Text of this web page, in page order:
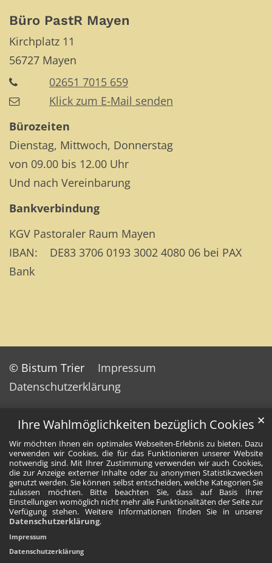
Ihre Wahlmöglichkeiten bezüglich Cookies
Wir möchten Ihnen ein optimales Webseiten-Erlebnis zu bieten. Dazu
verwenden wir Cookies, die für das Funktionieren unserer Website
notwendig sind. Mit Ihrer Zustimmung verwenden wir auch Cookies,
die zur Anzeige externer Inhalte oder zu anonymen Statistikzwecken
genutzt werden. Sie können selbst entscheiden, welche Kategorien Sie
zulassen möchten. Bitte beachten Sie, dass auf Basis Ihrer
Einstellungen womöglich nicht mehr alle Funktionalitäten der Seite zur
Verfügung stehen. Weitere Informationen finden Sie in unserer
Datenschutzerklärung.
✕
Impressum
Datenschutzerklärung
Büro PastR Mayen
Kirchplatz 11
56727 Mayen
02651 7015 659
Klick zum E-Mail senden
Bürozeiten
Dienstag, Mittwoch, Donnerstag
von 09.00 bis 12.00 Uhr
Und nach Vereinbarung
Bankverbindung
KGV Pastoraler Raum Mayen
IBAN: DE83 3706 0193 3002 4080 06 bei PAX
Bank
© Bistum Trier
Impressum
Datenschutzerklärung